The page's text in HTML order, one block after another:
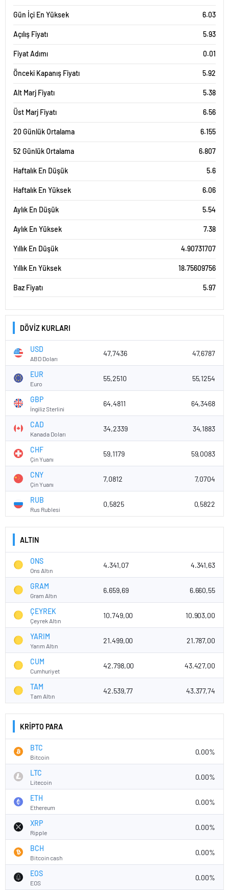
Gün İçi En Yüksek 6.03
Açılış Fiyatı 5.93
Fiyat Adımı 0.01
Önceki Kapanış Fiyatı 5.92
Alt Marj Fiyatı 5.38
Üst Marj Fiyatı 6.56
20 Günlük Ortalama 6.155
52 Günlük Ortalama 6.807
Haftalık En Düşük 5.6
Haftalık En Yüksek 6.06
Aylık En Düşük 5.54
Aylık En Yüksek 7.38
Yıllık En Düşük 4.90731707
Yıllık En Yüksek 18.75609756
Baz Fiyatı 5.97
DÖVİZ KURLARI
USD
ABD Doları
47,7436 47,6787
EUR
Euro
55,2510 55,1254
GBP
İngiliz Sterlini
64,4811 64,3468
CAD
Kanada Doları
34,2339 34,1883
CHF
Çin Yuanı
59,1179 59,0083
CNY
Çin Yuanı
7,0812 7,0704
RUB
Rus Rublesi
0,5825 0,5822
ALTIN
ONS
Ons Altın
4.341,07 4.341,63
GRAM
Gram Altın
6.659,69 6.660,55
ÇEYREK
Çeyrek Altın
10.749,00 10.903,00
YARIM
Yarım Altın
21.499,00 21.787,00
CUM
Cumhuriyet
42.798,00 43.427,00
TAM
Tam Altın
42.539,77 43.377,74
KRİPTO PARA
BTC
Bitcoin
0.00%
LTC
Litecoin
0.00%
ETH
Ethereum
0.00%
XRP
Ripple
0.00%
BCH
Bitcoin cash
0.00%
EOS
EOS
0.00%